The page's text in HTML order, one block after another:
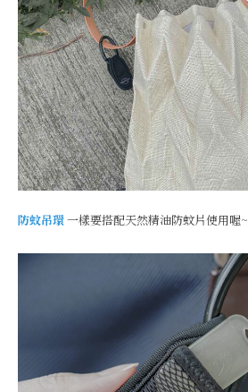
防蚊吊環一樣要搭配天然精油防蚊片使用喔~